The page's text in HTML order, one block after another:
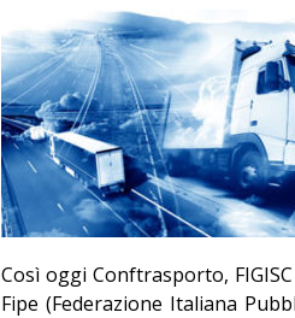
Così oggi Conftrasporto,
Fipe (Federazione Italiana